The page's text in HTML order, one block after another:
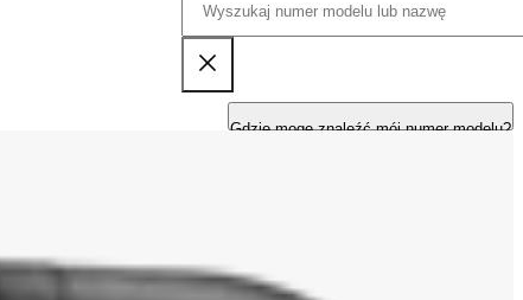
Gdzie mogę znaleźć mój numer modelu?